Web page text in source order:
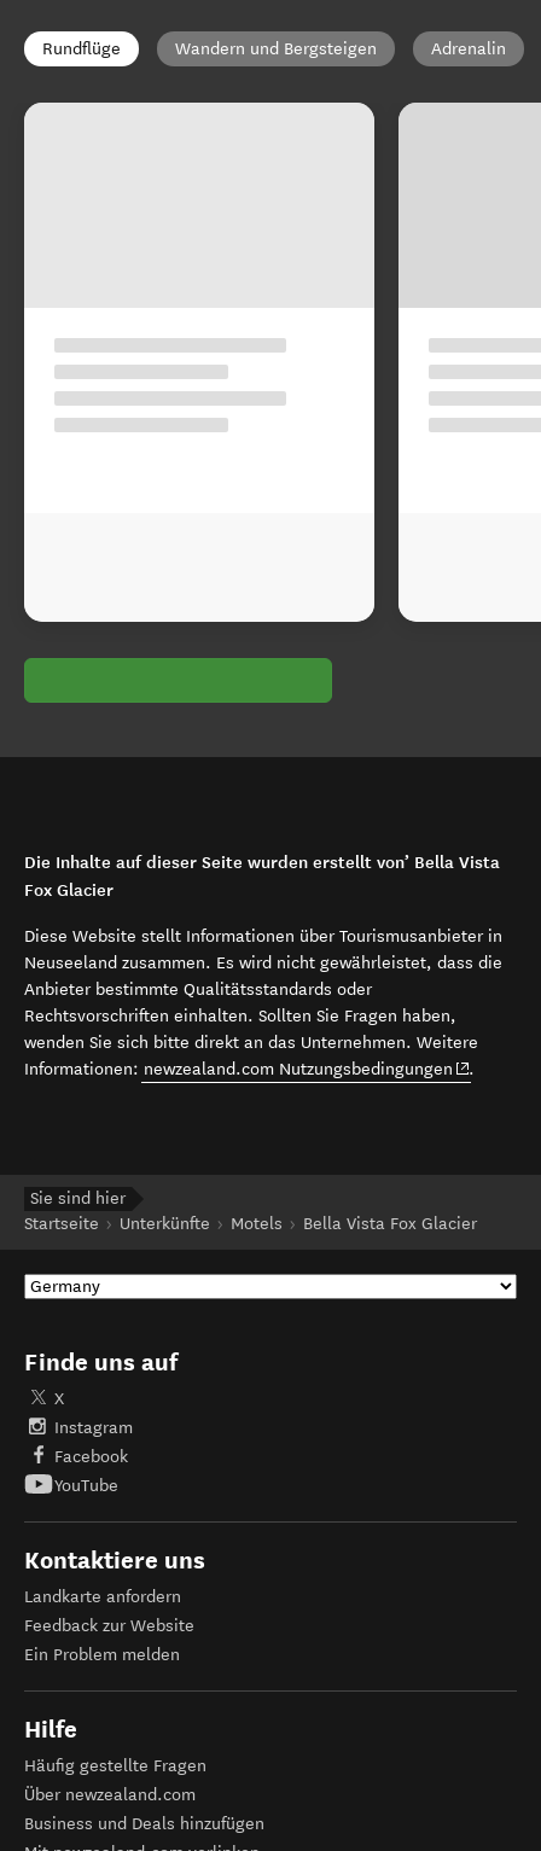
Rundflüge Wandern und Bergsteigen Adrenalin
Die Inhalte auf dieser Seite wurden erstellt von’ Bella Vista
Fox Glacier
Diese Website stellt Informationen über Tourismusanbieter in
Neuseeland zusammen. Es wird nicht gewährleistet, dass die
Anbieter bestimmte Qualitätsstandards oder
Rechtsvorschriften einhalten. Sollten Sie Fragen haben,
wenden Sie sich bitte direkt an das Unternehmen. Weitere
Informationen: newzealand.com Nutzungsbedingungen (opens in
.
Sie sind hier
Startseite
Unterkünfte Motels Bella Vista Fox Glacier
Finde uns auf
X
Instagram
Facebook
YouTube
Kontaktiere uns
Landkarte anfordern
Feedback zur Website
Ein Problem melden
Hilfe
Häufig gestellte Fragen
Über newzealand.com
Business und Deals hinzufügen